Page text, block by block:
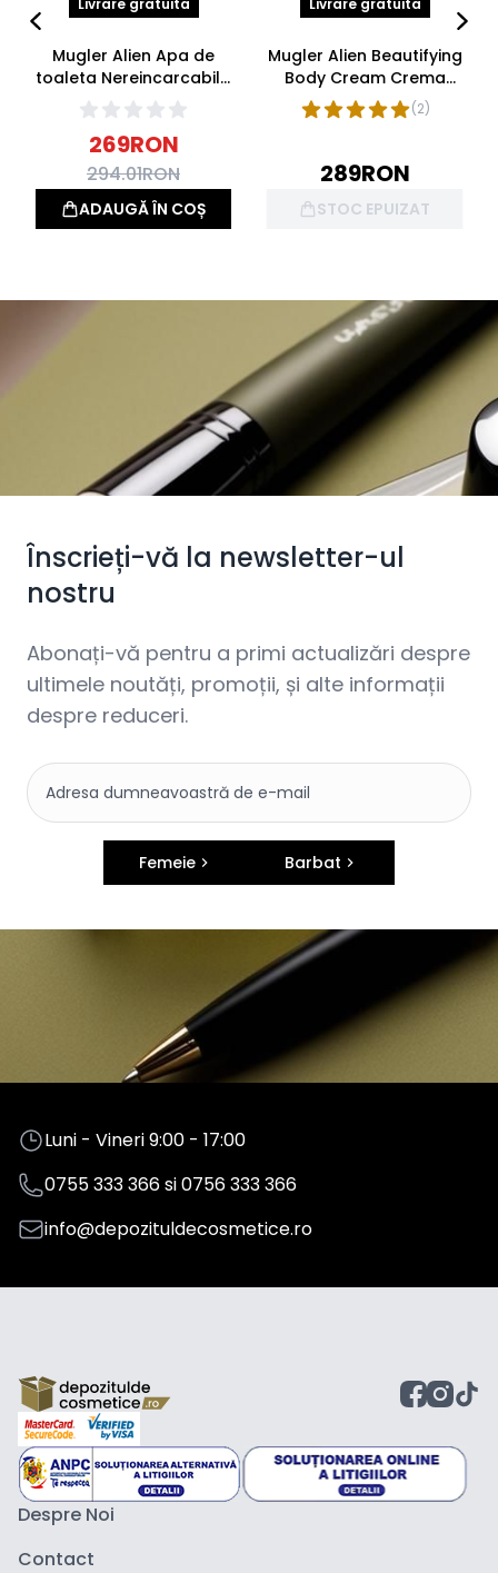
Livrare gratuita
Mugler Alien Apa de
toaleta Nereincarcabila
30ml
269RON
294.01RON
ADAUGĂ ÎN COȘ
Livrare gratuita
Mugler Alien Beautifying
Body Cream Crema
Corp 200ml (2)
289RON
STOC EPUIZAT
Înscrieți-vă la newsletter-ul
nostru
Abonați-vă pentru a primi actualizări despre
ultimele noutăți, promoții, și alte informații
despre reduceri.
Femeie Barbat
Luni - Vineri 9:00 - 17:00
0755 333 366si0756 333 366
info@depozituldecosmetice.ro
Despre Noi
Contact